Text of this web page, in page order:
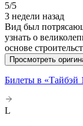
5/5
3 недели назад
Вид был
узнать о
основе
Просмотреть
Билеты в «Тайбэй
L